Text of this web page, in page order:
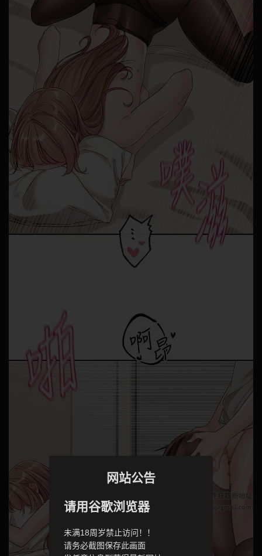
网站公告
请用谷歌浏览器
未满18周岁禁止访问！！
请务必截图保存此画面